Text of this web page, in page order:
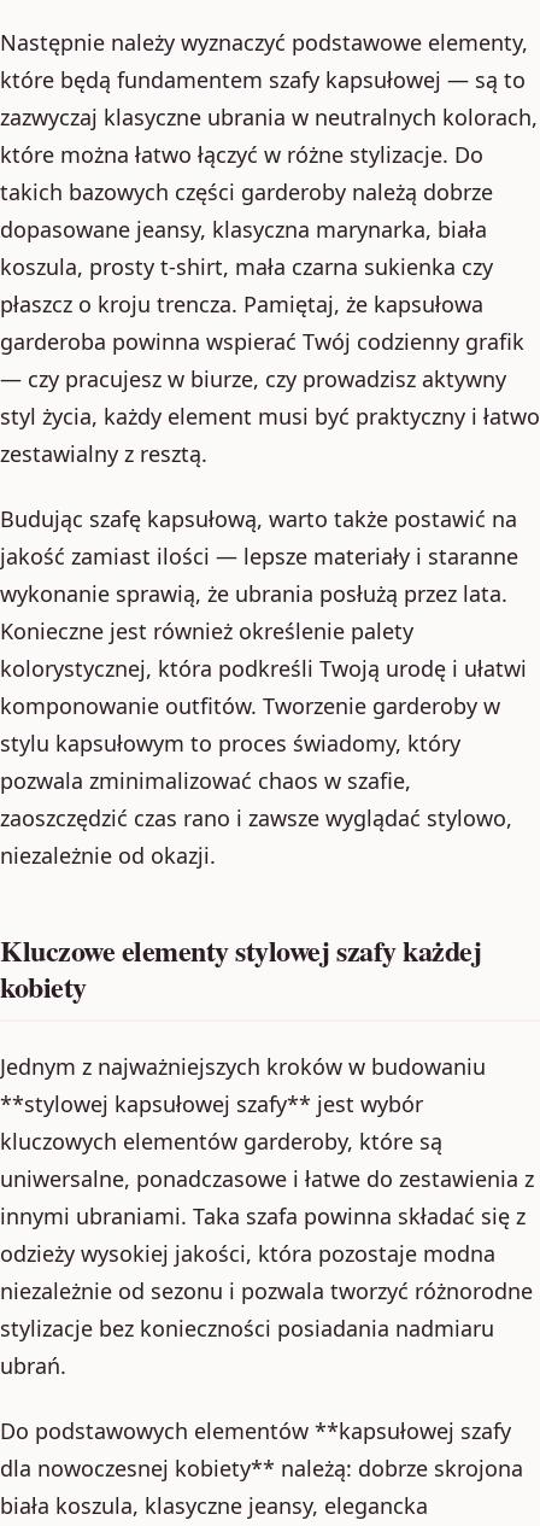
Następnie należy wyznaczyć podstawowe elementy,
które będą fundamentem szafy kapsułowej — są to
zazwyczaj klasyczne ubrania w neutralnych kolorach,
które można łatwo łączyć w różne stylizacje. Do
takich bazowych części garderoby należą dobrze
dopasowane jeansy, klasyczna marynarka, biała
koszula, prosty t-shirt, mała czarna sukienka czy
płaszcz o kroju trencza. Pamiętaj, że kapsułowa
garderoba powinna wspierać Twój codzienny grafik
— czy pracujesz w biurze, czy prowadzisz aktywny
styl życia, każdy element musi być praktyczny i łatwo
zestawialny z resztą.
Budując szafę kapsułową, warto także postawić na
jakość zamiast ilości — lepsze materiały i staranne
wykonanie sprawią, że ubrania posłużą przez lata.
Konieczne jest również określenie palety
kolorystycznej, która podkreśli Twoją urodę i ułatwi
komponowanie outfitów. Tworzenie garderoby w
stylu kapsułowym to proces świadomy, który
pozwala zminimalizować chaos w szafie,
zaoszczędzić czas rano i zawsze wyglądać stylowo,
niezależnie od okazji.
Kluczowe elementy stylowej szafy każdej
kobiety
Jednym z najważniejszych kroków w budowaniu
**stylowej kapsułowej szafy** jest wybór
kluczowych elementów garderoby, które są
uniwersalne, ponadczasowe i łatwe do zestawienia z
innymi ubraniami. Taka szafa powinna składać się z
odzieży wysokiej jakości, która pozostaje modna
niezależnie od sezonu i pozwala tworzyć różnorodne
stylizacje bez konieczności posiadania nadmiaru
ubrań.
Do podstawowych elementów **kapsułowej szafy
dla nowoczesnej kobiety** należą: dobrze skrojona
biała koszula, klasyczne jeansy, elegancka